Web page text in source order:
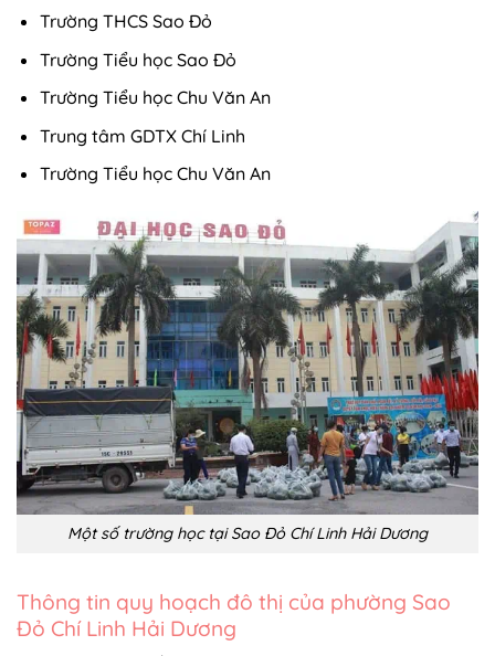
Trường THCS Sao Đỏ
Trường Tiểu học Sao Đỏ
Trường Tiểu học Chu Văn An
Trung tâm GDTX Chí Linh
Trường Tiểu học Chu Văn An
Một số trường học tại Sao Đỏ Chí Linh Hải Dương
Thông tin quy hoạch đô thị của phường Sao
Đỏ Chí Linh Hải Dương